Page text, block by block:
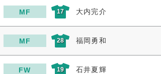
MF 17 大内完介
MF 28 福岡勇和
FW 19 石井夏輝